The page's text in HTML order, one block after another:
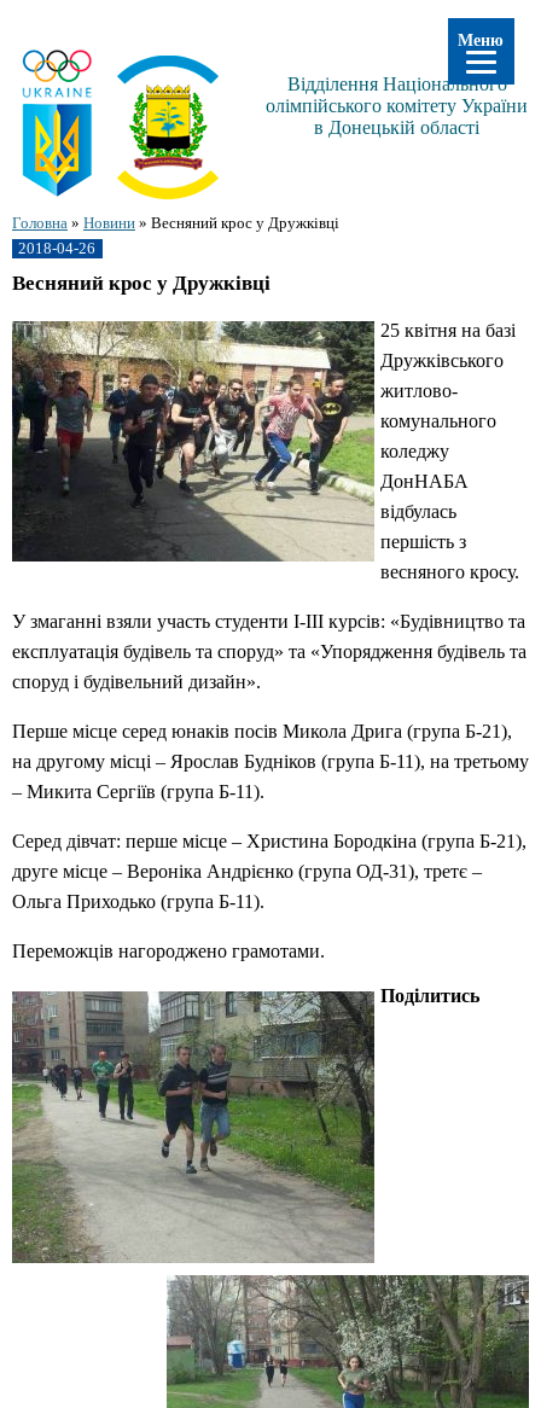
Відділення Національного
олімпійського комітету України
в Донецькій області
Головна » Новини » Весняний крос у Дружківці
2018-04-26
Весняний крос у Дружківці
25 квітня на базі
Дружківського
житлово-
комунального
коледжу
ДонНАБА
відбулась
першість з
весняного кросу.
У змаганні взяли участь студенти І-ІІІ курсів: «Будівництво та
експлуатація будівель та споруд» та «Упорядження будівель та
споруд і будівельний дизайн».
Перше місце серед юнаків посів Микола Дрига (група Б-21),
на другому місці – Ярослав Будніков (група Б-11), на третьому
– Микита Сергіїв (група Б-11).
Серед дівчат: перше місце – Христина Бородкіна (група Б-21),
друге місце – Вероніка Андрієнко (група ОД-31), третє –
Ольга Приходько (група Б-11).
Переможців нагороджено грамотами.
Поділитись
Меню